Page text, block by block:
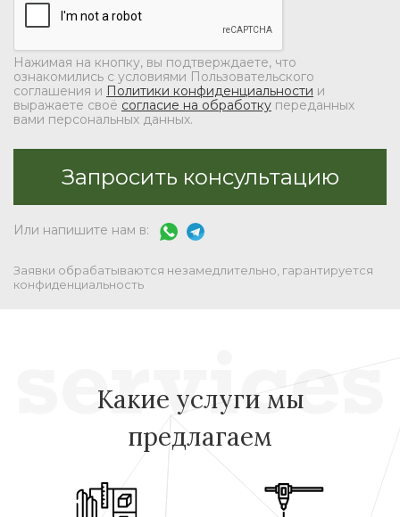
Нажимая на кнопку, вы подтверждаете, что
ознакомились с условиями Пользовательского
соглашения и Политики конфиденциальности и
выражаете своё согласие на обработкупереданных
вами персональных данных.
Или напишите нам в:
Заявки обрабатываются незамедлительно, гарантируется
конфиденциальность
Какие услуги мы
предлагаем